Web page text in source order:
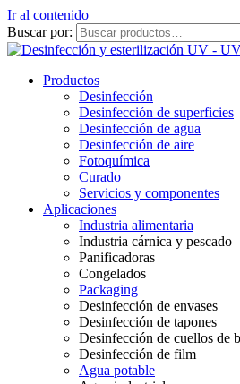
Ir al contenido
Buscar por:
Productos
Desinfección
Desinfección de superficies
Desinfección de agua
Desinfección de aire
Fotoquímica
Curado
Servicios y componentes
Aplicaciones
Industria alimentaria
Industria cárnica y pescado
Panificadoras
Congelados
Packaging
Desinfección de envases
Desinfección de tapones
Desinfección de cuellos de
Desinfección de film
Agua potable